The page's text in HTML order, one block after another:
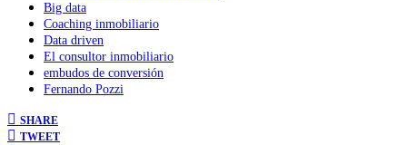
Big data
Coaching inmobiliario
Data driven
El consultor inmobiliario
embudos de conversión
Fernando Pozzi
SHARE
TWEET